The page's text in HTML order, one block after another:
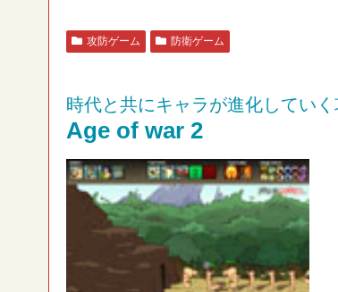
攻防ゲーム 防衛ゲーム
時代と共にキャラが進化してい
Age of war 2